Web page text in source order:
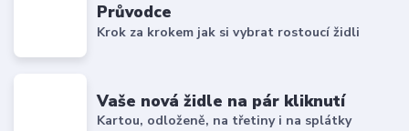
Průvodce
Krok za krokem jak si vybrat rostoucí židli
Vaše nová židle na pár kliknutí
Kartou, odloženě, na třetiny i na splátky